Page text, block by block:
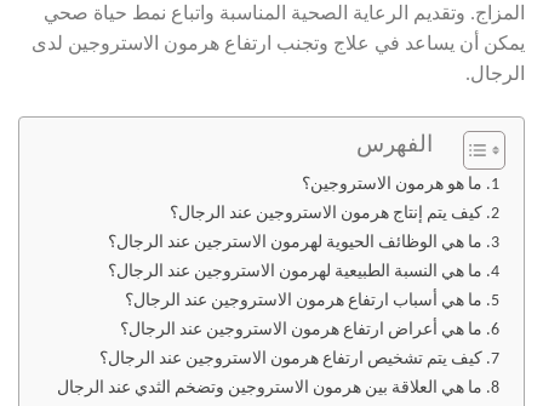
المزاج. وتقديم الرعاية الصحية المناسبة واتباع نمط حياة صحي
يمكن أن يساعد في علاج وتجنب ارتفاع هرمون الاستروجين لدى
الرجال.
الفهرس
ما هو هرمون الاستروجين؟
كيف يتم إنتاج هرمون الاستروجين عند الرجال؟
ما هي الوظائف الحيوية لهرمون الاسترجين عند الرجال؟
ما هي النسبة الطبيعية لهرمون الاستروجين عند الرجال؟
ما هي أسباب ارتفاع هرمون الاستروجين عند الرجال؟
ما هي أعراض ارتفاع هرمون الاستروجين عند الرجال؟
كيف يتم تشخيص ارتفاع هرمون الاستروجين عند الرجال؟
ما هي العلاقة بين هرمون الاستروجين وتضخم الثدي عند الرجال